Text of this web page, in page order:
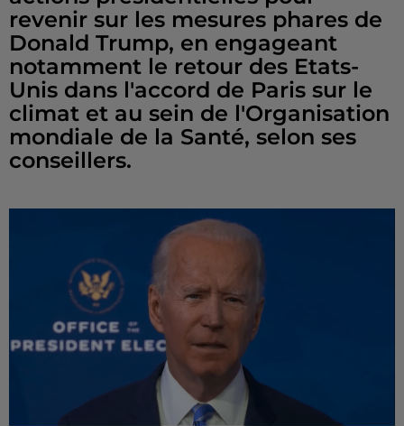
revenir sur les mesures phares de
Donald Trump, en engageant
notamment le retour des Etats-
Unis dans l'accord de Paris sur le
climat et au sein de l'Organisation
mondiale de la Santé, selon ses
conseillers.